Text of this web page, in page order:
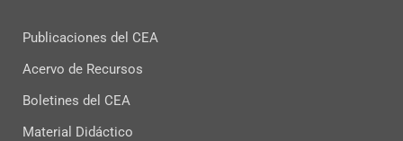
Publicaciones del CEA
Acervo de Recursos
Boletines del CEA
Material Didáctico